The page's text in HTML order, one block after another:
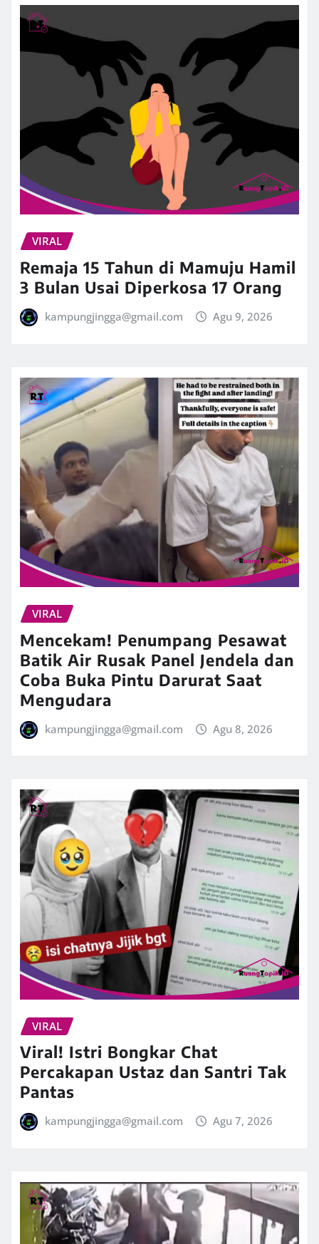
VIRAL
Remaja 15 Tahun di Mamuju Hamil
3 Bulan Usai Diperkosa 17 Orang
kampungjingga@gmail.com Agu 9, 2026
VIRAL
Mencekam! Penumpang Pesawat
Batik Air Rusak Panel Jendela dan
Coba Buka Pintu Darurat Saat
Mengudara
kampungjingga@gmail.com Agu 8, 2026
VIRAL
Viral! Istri Bongkar Chat
Percakapan Ustaz dan Santri Tak
Pantas
kampungjingga@gmail.com Agu 7, 2026